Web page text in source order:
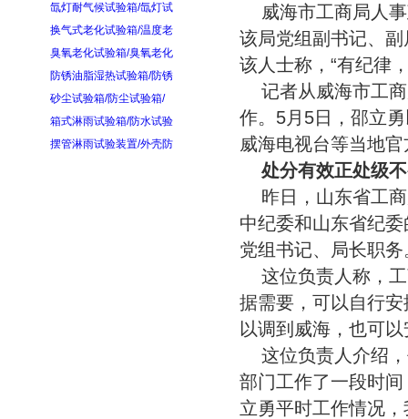
氙灯耐气候试验箱/氙灯试
换气式老化试验箱/温度老
臭氧老化试验箱/臭氧老化
防锈油脂湿热试验箱/防锈
砂尘试验箱/防尘试验箱/
箱式淋雨试验箱/防水试验
摆管淋雨试验装置/外壳防
威海市工商局人
该局党组副书记、
该人士称，“有纪律
记者从威海市工
作。5月5日，邵立
威海电视台等当地
处分有效正处级
昨日，山东省工
中纪委和山东省纪
党组书记、局长职
这位负责人称，
据需要，可以自行
以调到威海，也可
这位负责人介绍
部门工作了一段时
立勇平时工作情况